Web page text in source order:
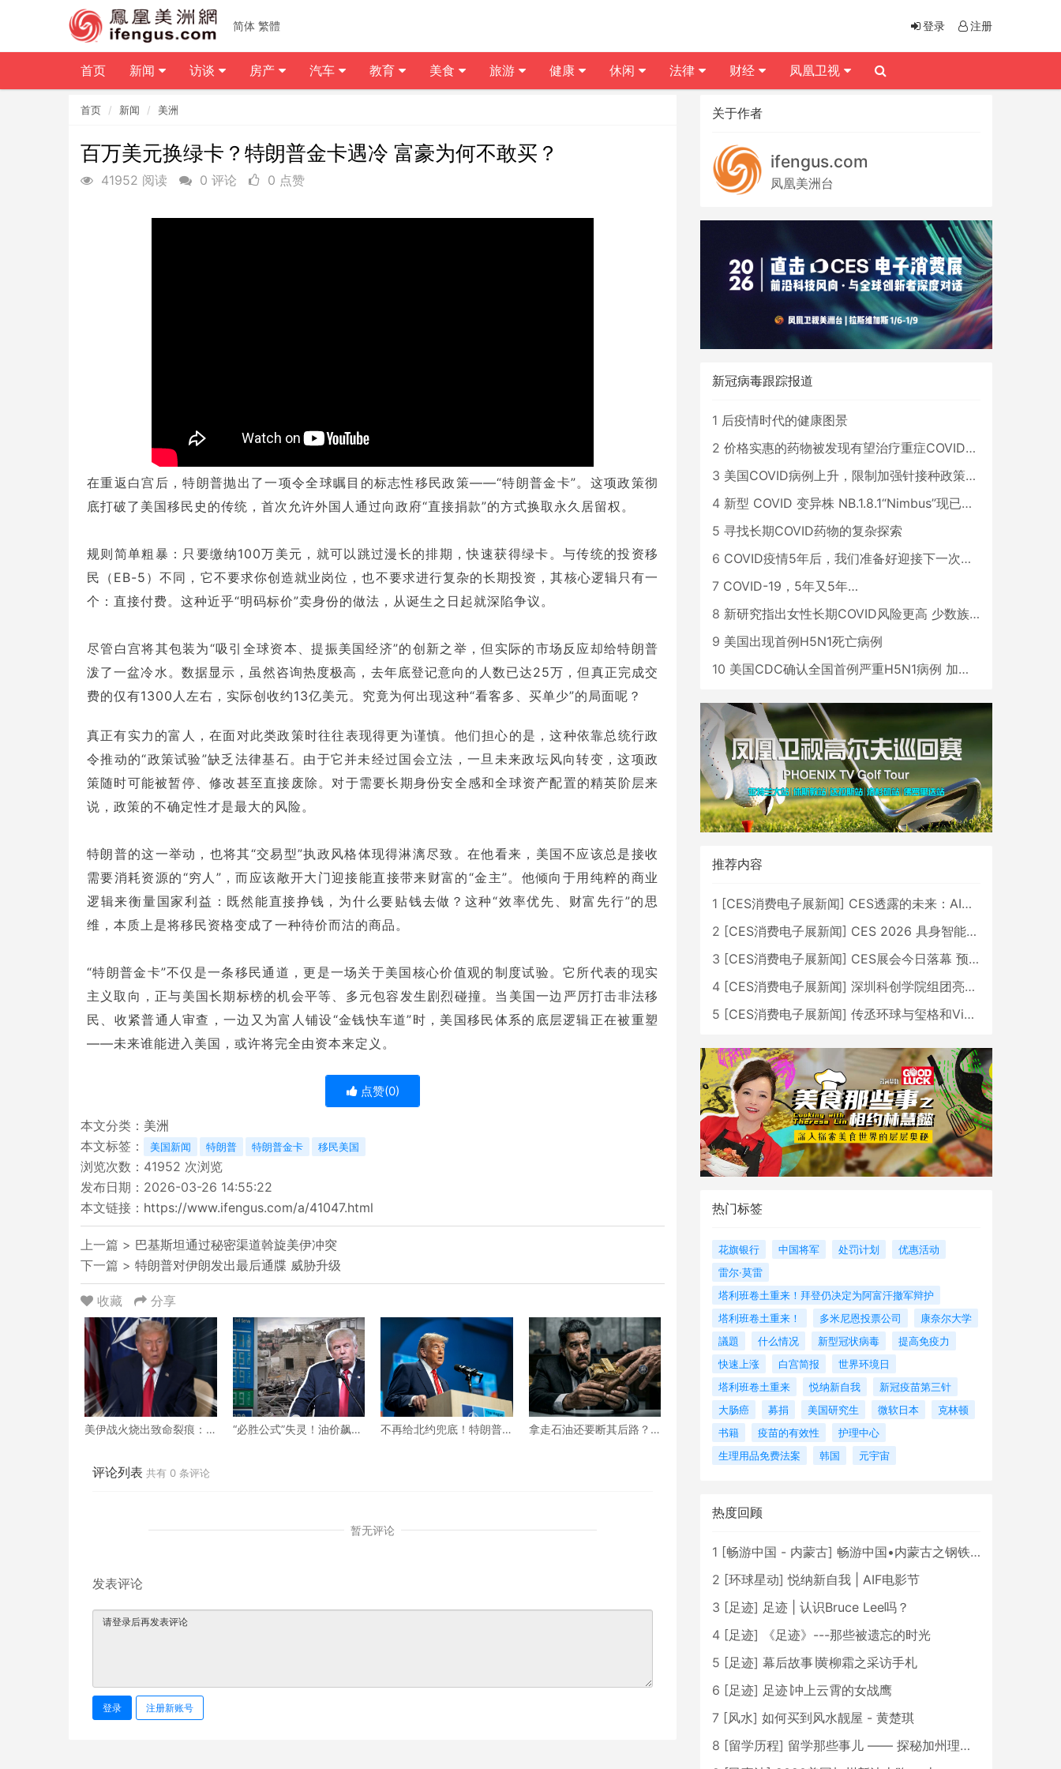
首页 新闻 美洲
百万美元换绿卡？特朗普金卡遇冷 富豪为何不敢买？
41952 阅读 0 评论 0 点赞
在重返白宫后，特朗普抛出了一项令全球瞩目的标志性移民政策——“特朗普金卡”。这项政策彻
底打破了美国移民史的传统，首次允许外国人通过向政府“直接捐款”的方式换取永久居留权。
规则简单粗暴：只要缴纳100万美元，就可以跳过漫长的排期，快速获得绿卡。与传统的投资移
民（EB-5）不同，它不要求你创造就业岗位，也不要求进行复杂的长期投资，其核心逻辑只有一
个：直接付费。这种近乎“明码标价”卖身份的做法，从诞生之日起就深陷争议。
尽管白宫将其包装为“吸引全球资本、提振美国经济”的创新之举，但实际的市场反应却给特朗普
泼了一盆冷水。数据显示，虽然咨询热度极高，去年底登记意向的人数已达25万，但真正完成交
费的仅有1300人左右，实际创收约13亿美元。究竟为何出现这种“看客多、买单少”的局面呢？
真正有实力的富人，在面对此类政策时往往表现得更为谨慎。他们担心的是，这种依靠总统行政
令推动的“政策试验”缺乏法律基石。由于它并未经过国会立法，一旦未来政坛风向转变，这项政
策随时可能被暂停、修改甚至直接废除。对于需要长期身份安全感和全球资产配置的精英阶层来
说，政策的不确定性才是最大的风险。
特朗普的这一举动，也将其“交易型”执政风格体现得淋漓尽致。在他看来，美国不应该总是接收
需要消耗资源的“穷人”，而应该敞开大门迎接能直接带来财富的“金主”。他倾向于用纯粹的商业
逻辑来衡量国家利益：既然能直接挣钱，为什么要贴钱去做？这种“效率优先、财富先行”的思
维，本质上是将移民资格变成了一种待价而沽的商品。
“特朗普金卡”不仅是一条移民通道，更是一场关于美国核心价值观的制度试验。它所代表的现实
主义取向，正与美国长期标榜的机会平等、多元包容发生剧烈碰撞。当美国一边严厉打击非法移
民、收紧普通人审查，一边又为富人铺设“金钱快车道”时，美国移民体系的底层逻辑正在被重塑
——未来谁能进入美国，或许将完全由资本来定义。
点赞(0)
本文分类： 美洲
本文标签：
美国新闻 特朗普 特朗普金卡 移民美国
浏览次数： 41952 次浏览
发布日期：2026-03-26 14:55:22
本文链接： https://www.ifengus.com/a/41047.html
上一篇 > 巴基斯坦通过秘密渠道斡旋美伊冲突
下一篇 > 特朗普对伊朗发出最后通牒 威胁升级
收藏 分享
美伊战火烧出致命裂痕：
“必胜公式”失灵！油价飙
不再给北约兜底！特朗普
拿走石油还要断其后路？
评论列表 共有 0 条评论
暂无评论
发表评论
登录 注册新账号
关于作者
ifengus.com
凤凰美洲台
新冠病毒跟踪报道
1 后疫情时代的健康图景
2 价格实惠的药物被发现有望治疗重症COVID患者
3 美国COVID病例上升，限制加强针接种政策即将出台
4 新型 COVID 变异株 NB.1.8.1“Nimbus”现已在美国占据主导地位
5 寻找长期COVID药物的复杂探索
6 COVID疫情5年后，我们准备好迎接下一次大流行了吗？
7 COVID-19，5年又5年…
8 新研究指出女性长期COVID风险更高 少数族裔儿童存在差异
9 美国出现首例H5N1死亡病例
10 美国CDC确认全国首例严重H5N1病例 加州进入紧急状态
推荐内容
1 [CES消费电子展新闻] CES透露的未来：AI、机器人与智能生活大爆发
2 [CES消费电子展新闻] CES 2026 具身智能与创新领域 中国公司大放异彩
3 [CES消费电子展新闻] CES展会今日落幕 预计2026行业收入将超五千亿美元
4 [CES消费电子展新闻] 深圳科创学院组团亮相CES 广受好评
5 [CES消费电子展新闻] 传丞环球与玺格和VibeLens共同推出全新耳机
热门标签
花旗银行 中国将军 处罚计划
优惠活动
雷尔·莫雷
塔利班卷土重来！拜登仍决定为阿富汗撤军辩护
塔利班卷土重来！
多米尼恩投票公司
康奈尔大学
議題
什么情况 新型冠状病毒
提高免疫力
快速上涨
白宫简报
世界环境日
塔利班卷土重来
悦纳新自我
新冠疫苗第三针
大肠癌
募捐 美国研究生 微软日本
克林顿
书籍
疫苗的有效性
护理中心
生理用品免费法案
韩国 元宇宙
热度回顾
1 [畅游中国 - 内蒙古] 畅游中国•内蒙古之钢铁骄子，魅力包头
2 [环球星动] 悦纳新自我 | AIF电影节
3 [足迹] 足迹 | 认识Bruce Lee吗？
4 [足迹]
《足迹》---那些被遗忘的时光
5 [足迹] 幕后故事∣黄柳霜之采访手札
6 [足迹] 足迹∣冲上云霄的女战鹰
7 [风水] 如何买到风水靓屋 - 黄楚琪
8 [留学历程] 留学那些事儿 —— 探秘加州理工学院Caltech博士生活 [上集]
简体 繁體 登录 注册
首页 新闻 访谈 房产 汽车 教育 美食 旅游 健康 休闲 法律 财经 凤凰卫视